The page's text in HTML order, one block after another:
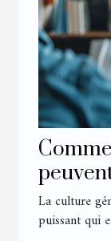
culture
La culture
puissant qui